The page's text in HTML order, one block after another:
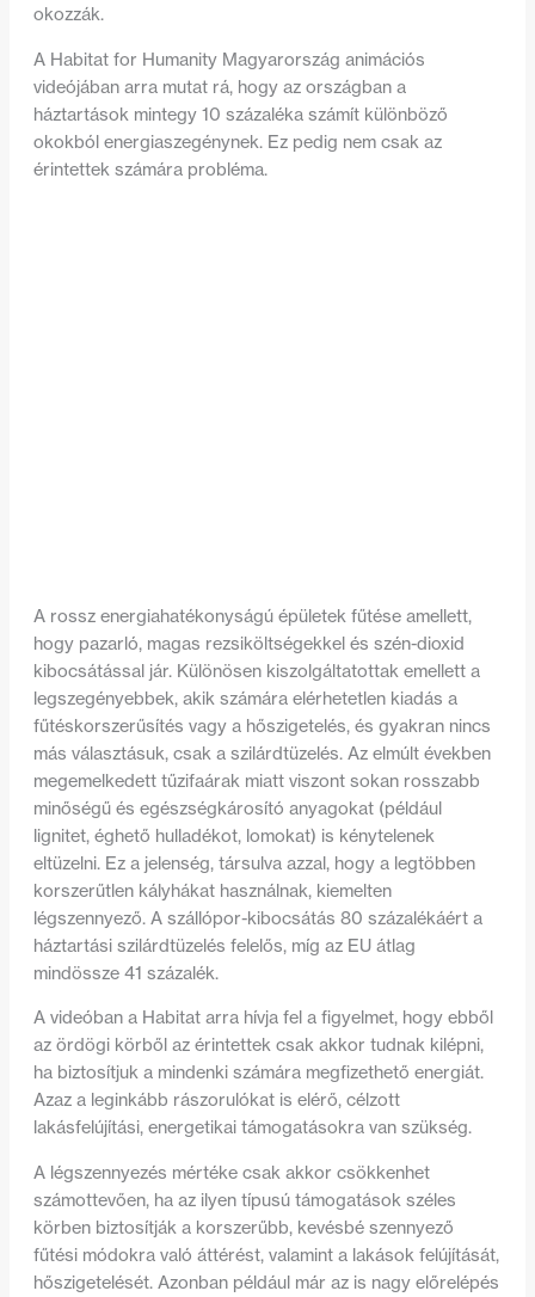
okozzák.
A Habitat for Humanity Magyarország animációs
videójában arra mutat rá, hogy az országban a
háztartások mintegy 10 százaléka számít különböző
okokból energiaszegénynek. Ez pedig nem csak az
érintettek számára probléma.
A rossz energiahatékonyságú épületek fűtése amellett,
hogy pazarló, magas rezsiköltségekkel és szén-dioxid
kibocsátással jár. Különösen kiszolgáltatottak emellett a
legszegényebbek, akik számára elérhetetlen kiadás a
fűtéskorszerűsítés vagy a hőszigetelés, és gyakran nincs
más választásuk, csak a szilárdtüzelés. Az elmúlt években
megemelkedett tűzifaárak miatt viszont sokan rosszabb
minőségű és egészségkárosító anyagokat (például
lignitet, éghető hulladékot, lomokat) is kénytelenek
eltüzelni. Ez a jelenség, társulva azzal, hogy a legtöbben
korszerűtlen kályhákat használnak, kiemelten
légszennyező. A szállópor-kibocsátás 80 százalékáért a
háztartási szilárdtüzelés felelős, míg az EU átlag
mindössze 41 százalék.
A videóban a Habitat arra hívja fel a figyelmet, hogy ebből
az ördögi körből az érintettek csak akkor tudnak kilépni,
ha biztosítjuk a mindenki számára megfizethető energiát.
Azaz a leginkább rászorulókat is elérő, célzott
lakásfelújítási, energetikai támogatásokra van szükség.
A légszennyezés mértéke csak akkor csökkenhet
számottevően, ha az ilyen típusú támogatások széles
körben biztosítják a korszerűbb, kevésbé szennyező
fűtési módokra való áttérést, valamint a lakások felújítását,
hőszigetelését. Azonban például már az is nagy előrelépés